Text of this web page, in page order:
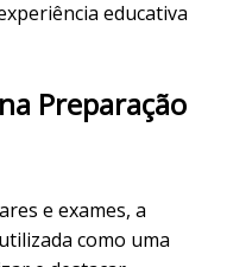
educativa
Preparação
e exames, a
como uma